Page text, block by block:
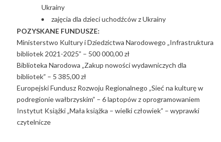
Ukrainy
zajęcia dla dzieci uchodźców z Ukrainy
POZYSKANE FUNDUSZE:
Ministerstwo Kultury i Dziedzictwa Narodowego „Infrastruktura
bibliotek 2021-2025” – 500 000,00 zł
Biblioteka Narodowa „Zakup nowości wydawniczych dla
bibliotek” – 5 385,00 zł
Europejski Fundusz Rozwoju Regionalnego „Sieć na kulturę w
podregionie wałbrzyskim” – 6 laptopów z oprogramowaniem
Instytut Książki „Mała książka – wielki człowiek” – wyprawki
czytelnicze